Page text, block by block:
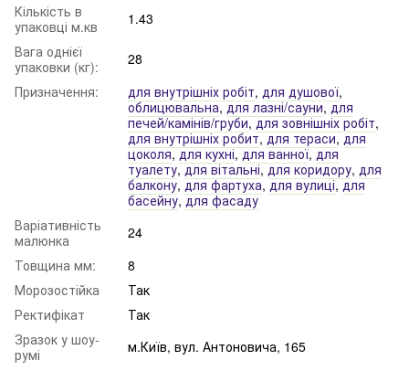
Кількість в
упаковці м.кв
1.43
Вага однієї
упаковки (кг):
28
Призначення:
для внутрішніх робіт, для душової,
облицювальна,для лазні/сауни,для
печей/камінів/груби,для зовнішніх робіт,
для внутрішніх робит,для тераси,для
цоколя,для кухні,для ванної,для
туалету,для вітальні,для коридору, для
балкону, для фартуха,для вулиці,для
басейну,для фасаду
Варіативність
малюнка
24
Товщина мм:
8
Морозостійка
Так
Ректифікат
Так
Зразок у шоу-
румі
м.Київ, вул. Антоновича, 165